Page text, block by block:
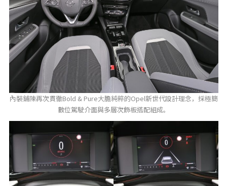
內裝鋪陳再次貫徹Bold & Pure大膽純粹的Opel新世代設計理念，採極簡
數位駕駛介面與多層次飾板搭配組成。